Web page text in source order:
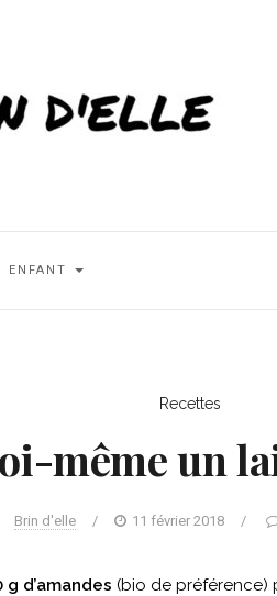
ENFANT
Recettes
même un
Brin d'elle / 11 février 2018 /
g d’amandes (bio de préférence)